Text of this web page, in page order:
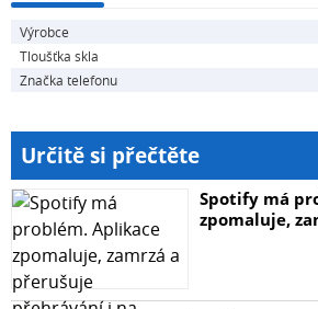
Výrobce
Tloušťka skla
Značka telefonu
Určitě si přečtěte
Spotify má
zpomaluje,